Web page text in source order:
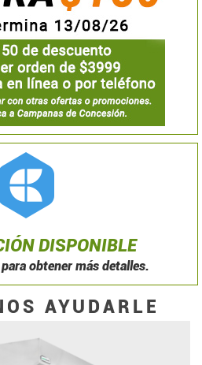
DISPONIBLE
para obtener más detalles.
AYUDARLE